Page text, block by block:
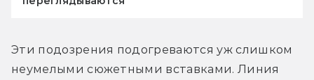
Эти подозрения подогреваются уж слишком
неумелыми сюжетными вставками. Линия